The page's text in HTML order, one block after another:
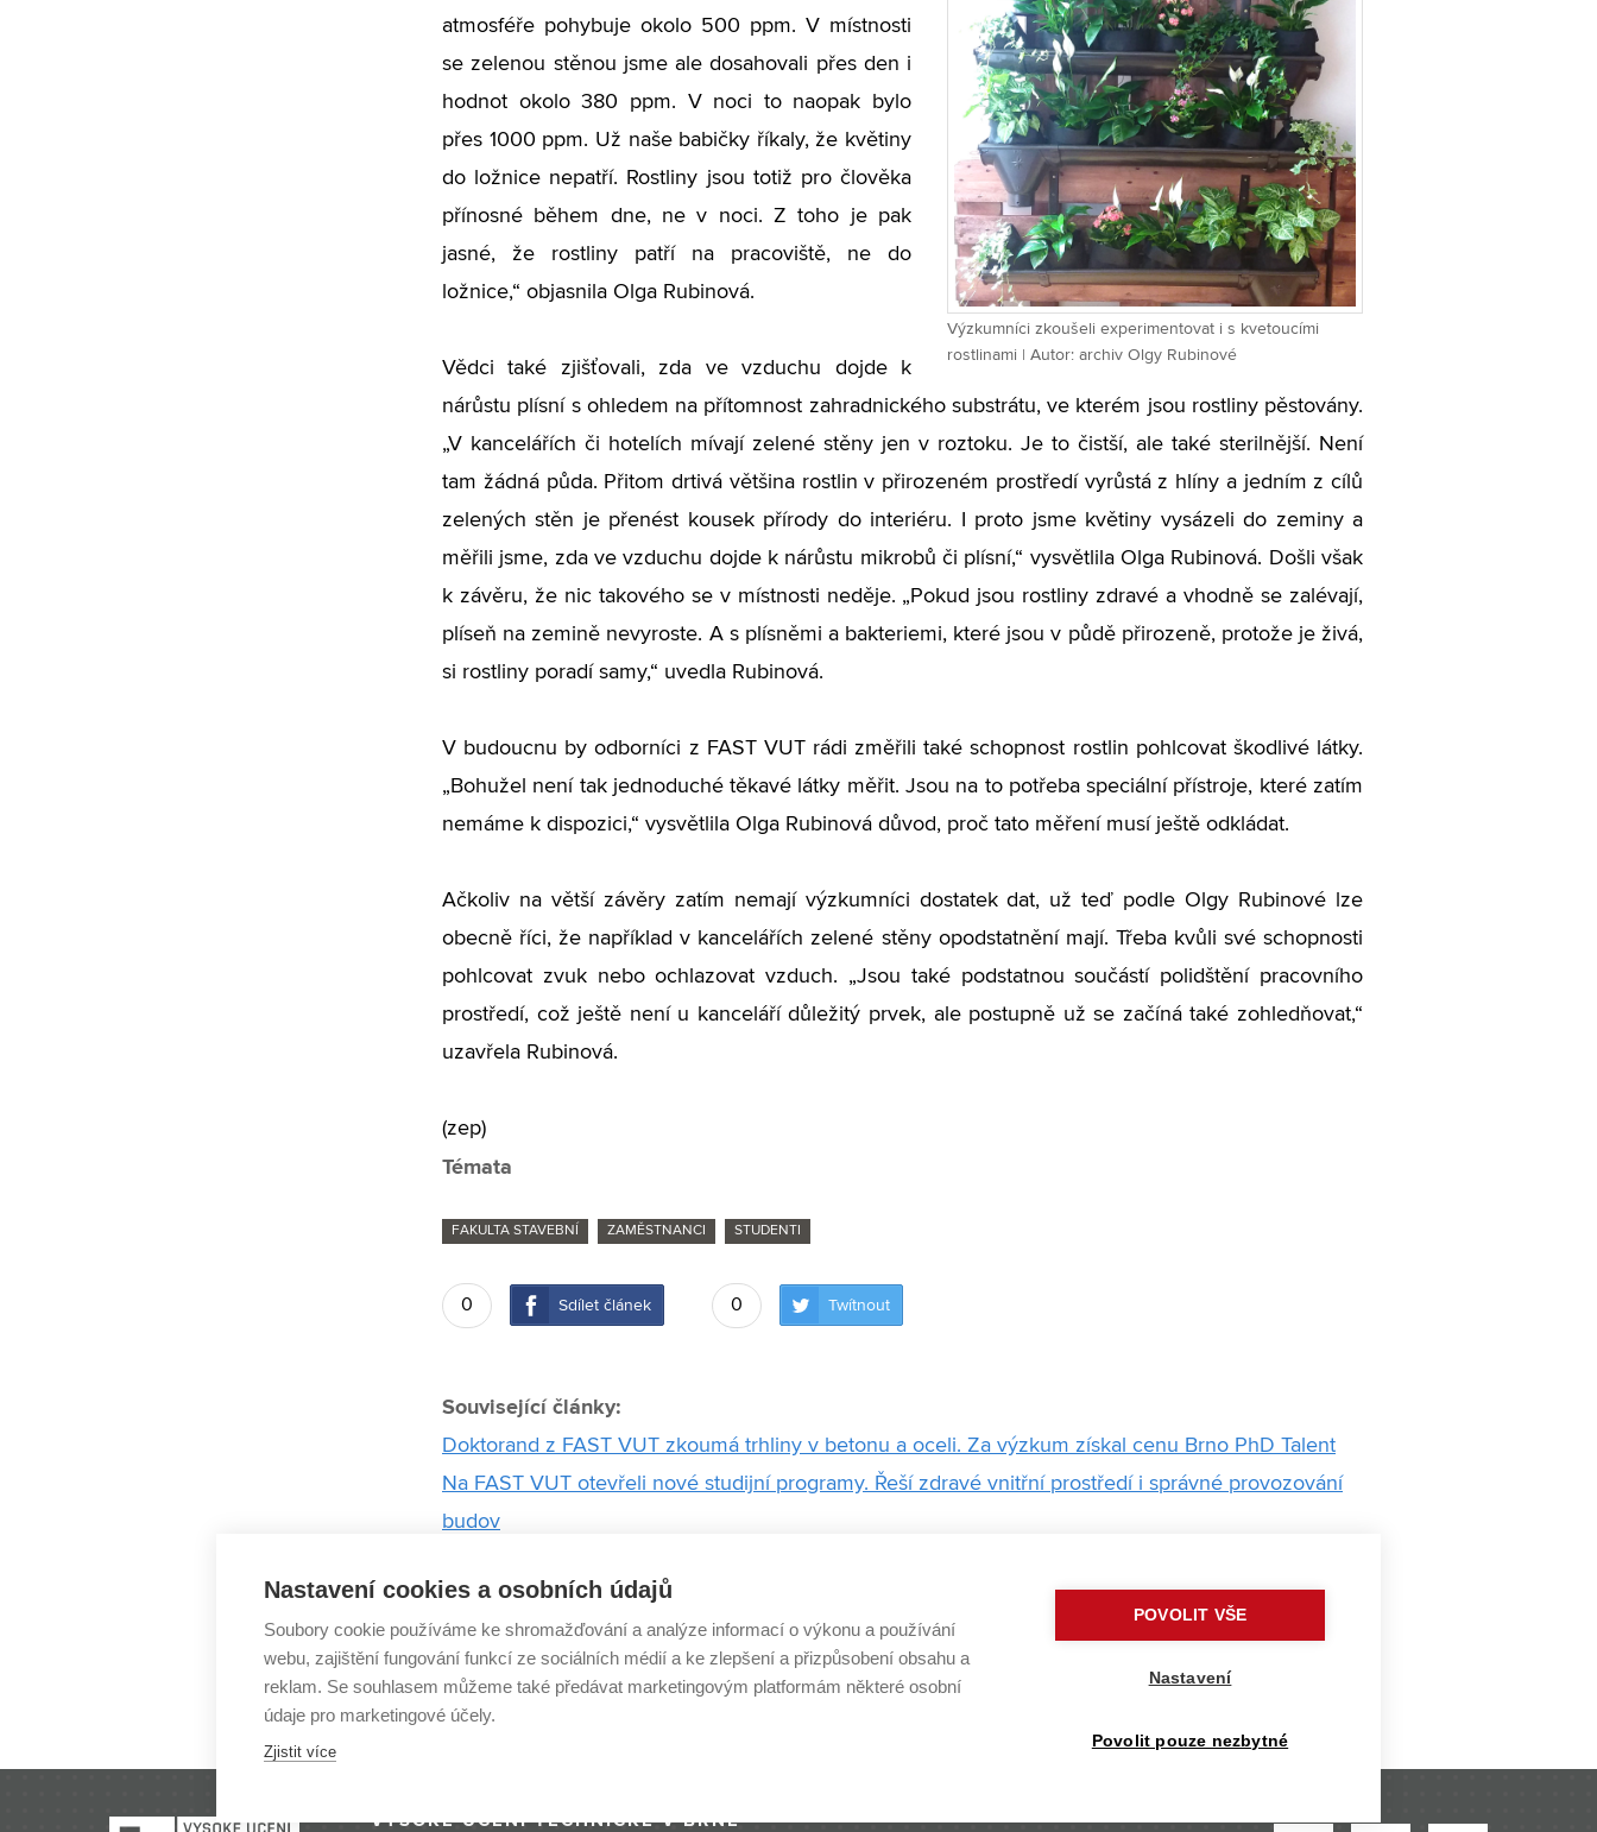
Výzkumníci zkoušeli experimentovat i s kvetoucími
rostlinami | Autor: archiv Olgy Rubinové
atmosféře pohybuje okolo 500 ppm. V místnosti
se zelenou stěnou jsme ale dosahovali přes den i
hodnot okolo 380 ppm. V noci to naopak bylo
přes 1000 ppm. Už naše babičky říkaly, že květiny
do ložnice nepatří. Rostliny jsou totiž pro člověka
přínosné během dne, ne v noci. Z toho je pak
jasné, že rostliny patří na pracoviště, ne do
ložnice,“ objasnila Olga Rubinová.
Vědci také zjišťovali, zda ve vzduchu dojde k
nárůstu plísní s ohledem na přítomnost zahradnického substrátu, ve kterém jsou rostliny pěstovány.
„V kancelářích či hotelích mívají zelené stěny jen v roztoku. Je to čistší, ale také sterilnější. Není
tam žádná půda. Přitom drtivá většina rostlin v přirozeném prostředí vyrůstá z hlíny a jedním z cílů
zelených stěn je přenést kousek přírody do interiéru. I proto jsme květiny vysázeli do zeminy a
měřili jsme, zda ve vzduchu dojde k nárůstu mikrobů či plísní,“ vysvětlila Olga Rubinová. Došli však
k závěru, že nic takového se v místnosti neděje. „Pokud jsou rostliny zdravé a vhodně se zalévají,
plíseň na zemině nevyroste. A s plísněmi a bakteriemi, které jsou v půdě přirozeně, protože je živá,
si rostliny poradí samy,“ uvedla Rubinová.
V budoucnu by odborníci z FAST VUT rádi změřili také schopnost rostlin pohlcovat škodlivé látky.
„Bohužel není tak jednoduché těkavé látky měřit. Jsou na to potřeba speciální přístroje, které zatím
nemáme k dispozici,“ vysvětlila Olga Rubinová důvod, proč tato měření musí ještě odkládat.
Ačkoliv na větší závěry zatím nemají výzkumníci dostatek dat, už teď podle Olgy Rubinové lze
obecně říci, že například v kancelářích zelené stěny opodstatnění mají. Třeba kvůli své schopnosti
pohlcovat zvuk nebo ochlazovat vzduch. „Jsou také podstatnou součástí polidštění pracovního
prostředí, což ještě není u kanceláří důležitý prvek, ale postupně už se začíná také zohledňovat,“
uzavřela Rubinová.
(zep)
Témata
FAKULTA STAVEBNÍ ZAMĚSTNANCI STUDENTI
0 Sdílet článek 0 Twítnout
Související články:
Doktorand z FAST VUT zkoumá trhliny v betonu a oceli. Za výzkum získal cenu Brno PhD Talent
Na FAST VUT otevřeli nové studijní programy. Řeší zdravé vnitřní prostředí i správné provozování
budov
Výzkumníci a studenti z FAST založili firmu. Chtějí se stát průkopníky v oblasti moderních
kořenových čistíren
Vědec z VUT pomohl vyřešit dlouholetý problém s prohýbáním rolet. Spolupráce vyústila v patent i
prestižní ocenění
VYSOKÉ UČENÍ TECHNICKÉ V BRNĚ
Nastavení cookies a osobních údajů
Soubory cookie používáme ke shromažďování a analýze informací o výkonu a používání
webu, zajištění fungování funkcí ze sociálních médií a ke zlepšení a přizpůsobení obsahu a
reklam. Se souhlasem můžeme také předávat marketingovým platformám některé osobní
údaje pro marketingové účely.
Zjistit více
POVOLIT VŠE
Nastavení
Povolit pouze nezbytné